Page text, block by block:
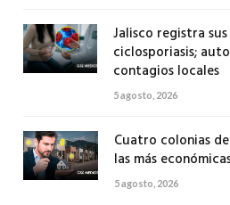
Jalisco registra
ciclosporiasis;
contagios locales
5 agosto, 2026
Cuatro colonias
las más
5 agosto, 2026